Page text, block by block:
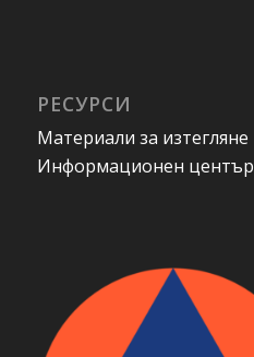
РЕСУРСИ
Материали за изтегляне
Информационен център